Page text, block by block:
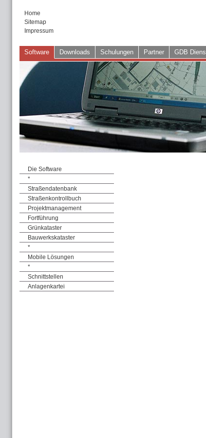
Home
Sitemap
Impressum
Software Downloads Schulungen Partner GDB
Die Software
*
Straßendatenbank
Straßenkontrollbuch
Projektmanagement
Fortführung
Grünkataster
Bauwerkskataster
*
Mobile Lösungen
*
Schnittstellen
Anlagenkartei